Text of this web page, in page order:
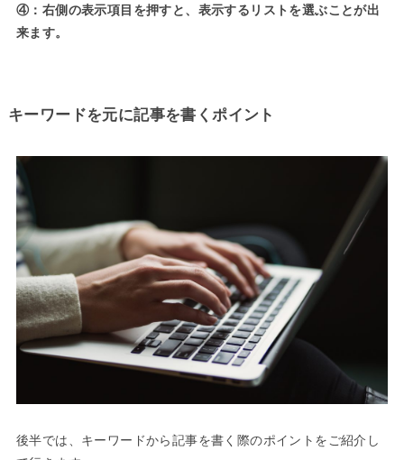
④：右側の表示項目を押すと、表示するリストを選ぶことが出
来ます。
キーワードを元に記事を書くポイント
後半では、キーワードから記事を書く際のポイントをご紹介し